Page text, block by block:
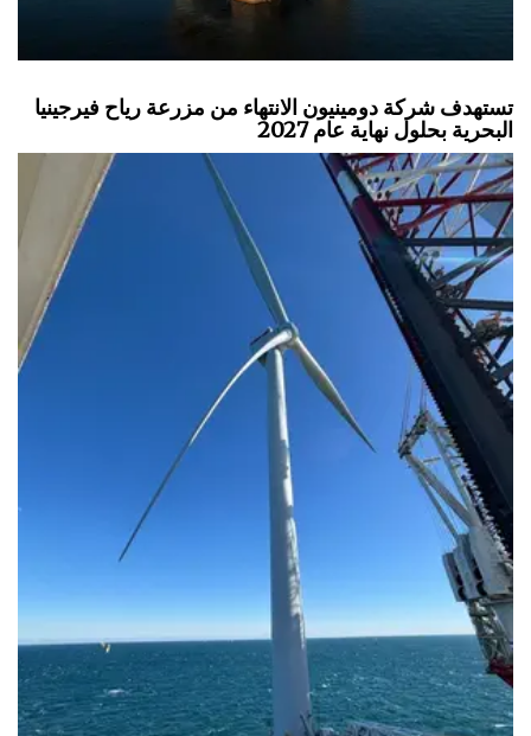
تستهدف شركة دومينيون الانتهاء من مزرعة رياح فيرجينيا
البحرية بحلول نهاية عام 2027